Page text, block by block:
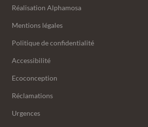
Réalisation Alphamosa
Mentions légales
Politique de confidentialité
Accessibilité
Ecoconception
Réclamations
Urgences